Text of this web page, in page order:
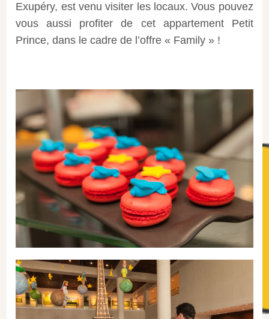
Exupéry, est venu visiter les locaux. Vous pouvez
vous aussi profiter de cet appartement Petit
Prince, dans le cadre de l’offre « Family » !